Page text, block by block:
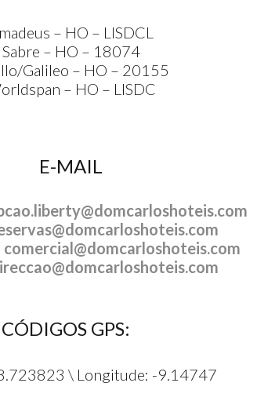
– HO – LISDCL
Sabre – HO – 18074
Galileo – HO – 20155
– HO – LISDC
E-MAIL
comercial@domcarloshoteis.com
CÓDIGOS GPS:
\ Longitude: -9.14747